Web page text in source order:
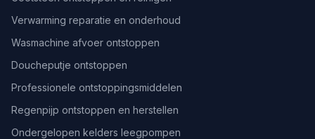
Verwarming reparatie en onderhoud
Wasmachine afvoer ontstoppen
Doucheputje ontstoppen
Professionele ontstoppingsmiddelen
Regenpijp ontstoppen en herstellen
Ondergelopen kelders leegpompen